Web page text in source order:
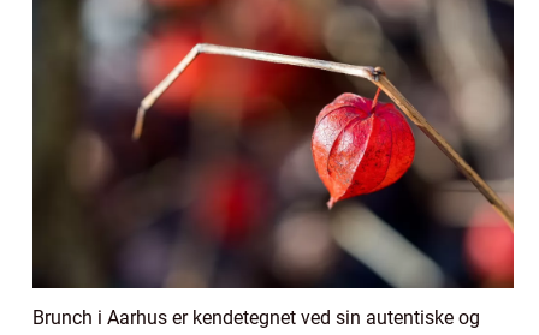
Brunch i Aarhus er kendetegnet ved sin autentiske og